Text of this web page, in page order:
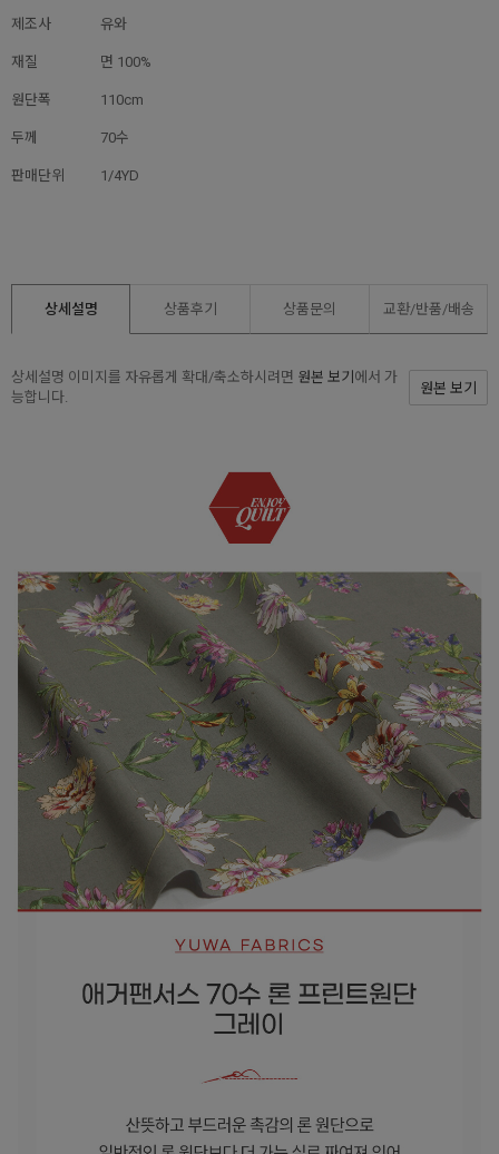
제조사 유와
재질 면 100%
원단폭 110cm
두께 70수
판매단위 1/4YD
상세설명 상품후기 상품문의 교환/반품/배송
상세설명 이미지를 자유롭게 확대/축소하시려면 원본 보기 에서 가
능합니다.
원본 보기